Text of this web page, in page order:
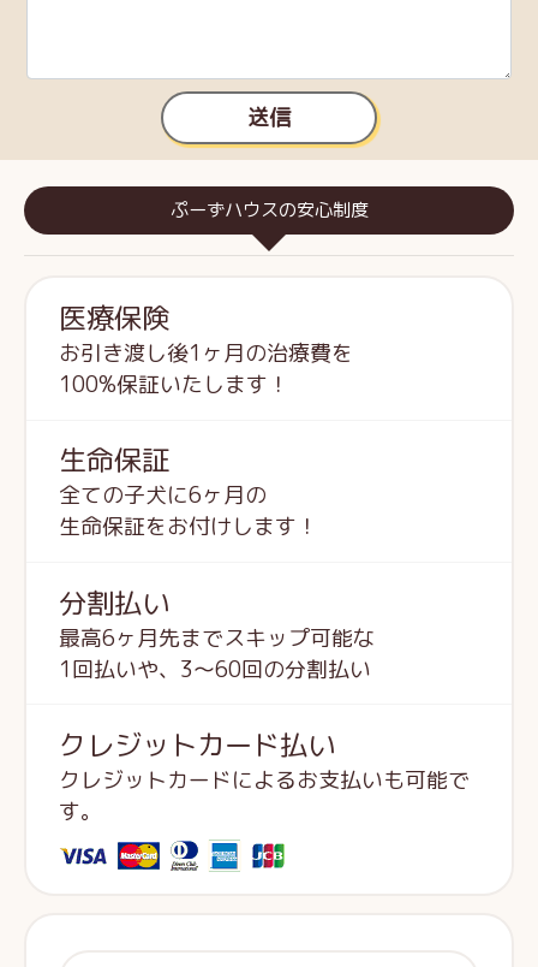
送信
ぷーずハウスの安心制度
医療保険
お引き渡し後1ヶ月の治療費を
100%保証いたします！
生命保証
全ての子犬に6ヶ月の
生命保証をお付けします！
分割払い
最高6ヶ月先までスキップ可能な
1回払いや、3～60回の分割払い
クレジットカード払い
クレジットカードによるお支払いも可能で
す。